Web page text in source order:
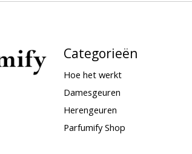
Categorieën
Hoe het werkt
Damesgeuren
Herengeuren
Parfumify Shop